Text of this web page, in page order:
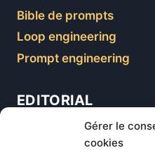
Gérer le
cookies
Bible de prompts
Loop engineering
Prompt engineering
EDITORIAL